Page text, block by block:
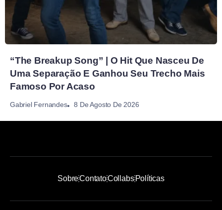
“The Breakup Song” | O Hit Que Nasceu De
Uma Separação E Ganhou Seu Trecho Mais
Famoso Por Acaso
Gabriel Fernandes 8 De Agosto De 2026
SobreContatoCollabsPolíticas